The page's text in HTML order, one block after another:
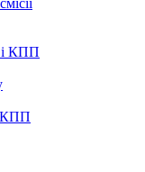
і КПП
КПП